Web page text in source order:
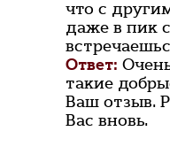
что с
даже в пик
Ответ:
такие
Ваш отзыв.
Вас вновь.